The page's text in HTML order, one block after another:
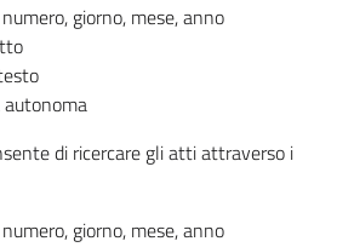
giorno, mese, anno
di ricercare gli atti attraverso i
giorno, mese, anno